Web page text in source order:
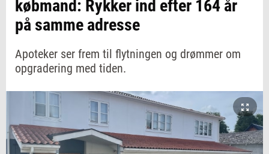
købmand: Rykker ind efter 164 år
på samme adresse
Apoteker ser frem til flytningen og drømmer om
opgradering med tiden.